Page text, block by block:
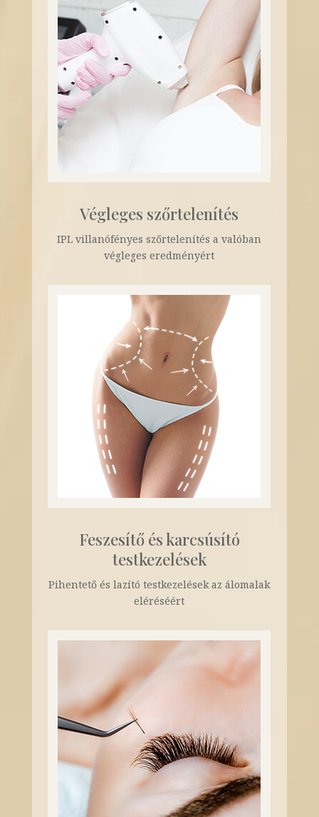
Végleges szőrtelenítés
IPL villanófényes szőrtelenítés a valóban
végleges eredményért
Feszesítő és karcsúsító
testkezelések
Pihentető és lazító testkezelések az álomalak
eléréséért